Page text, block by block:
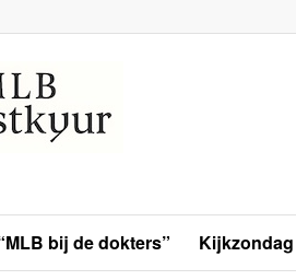
bij de dokters” Kijkzondag